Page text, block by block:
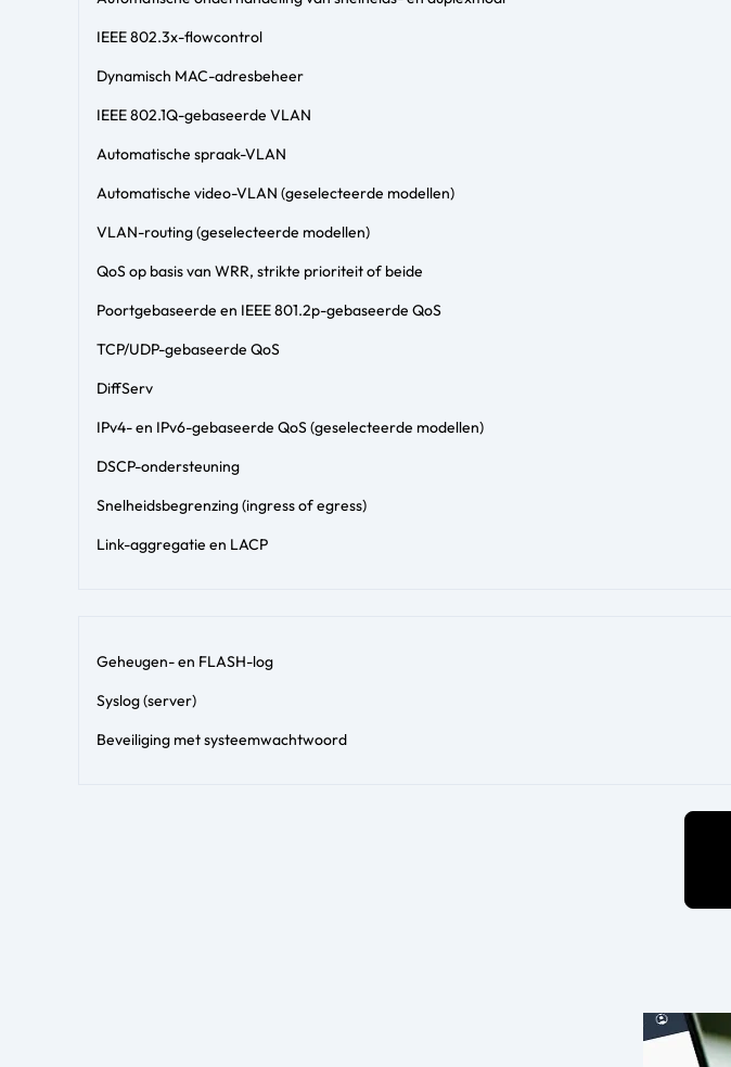
IEEE 802.3x-flowcontrol
Dynamisch MAC-adresbeheer
IEEE 802.1Q-gebaseerde VLAN
Automatische spraak-VLAN
Automatische video-VLAN (geselecteerde modellen)
VLAN-routing (geselecteerde modellen)
QoS op basis van WRR, strikte prioriteit of beide
Poortgebaseerde en IEEE 801.2p-gebaseerde QoS
TCP/UDP-gebaseerde QoS
DiffServ
IPv4- en IPv6-gebaseerde QoS (geselecteerde modellen)
DSCP-ondersteuning
Snelheidsbegrenzing (ingress of egress)
Link-aggregatie en LACP
Geheugen- en FLASH-log
Syslog (server)
Beveiliging met systeemwachtwoord